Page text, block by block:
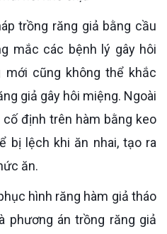
mắc các bệnh lý gây hôi
cũng không thể khắc
giả gây hôi miệng. Ngoài
định trên hàm bằng keo
bị lệch khi ăn nhai, tạo ra
ăn.
phương án trồng răng giả